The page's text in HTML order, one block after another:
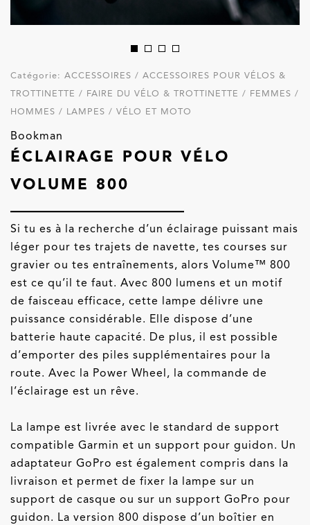
Catégorie: ACCESSOIRES / ACCESSOIRES POUR VÉLOS &
TROTTINETTE / FAIRE DU VÉLO & TROTTINETTE / FEMMES /
HOMMES / LAMPES / VÉLO ET MOTO
Bookman
ÉCLAIRAGE POUR VÉLO
VOLUME 800
Si tu es à la recherche d’un éclairage puissant mais
léger pour tes trajets de navette, tes courses sur
gravier ou tes entraînements, alors Volume™ 800
est ce qu’il te faut. Avec 800 lumens et un motif
de faisceau efficace, cette lampe délivre une
puissance considérable. Elle dispose d’une
batterie haute capacité. De plus, il est possible
d’emporter des piles supplémentaires pour la
route. Avec la Power Wheel, la commande de
l’éclairage est un rêve.
La lampe est livrée avec le standard de support
compatible Garmin et un support pour guidon. Un
adaptateur GoPro est également compris dans la
livraison et permet de fixer la lampe sur un
support de casque ou sur un support GoPro pour
guidon. La version 800 dispose d’un boîtier en